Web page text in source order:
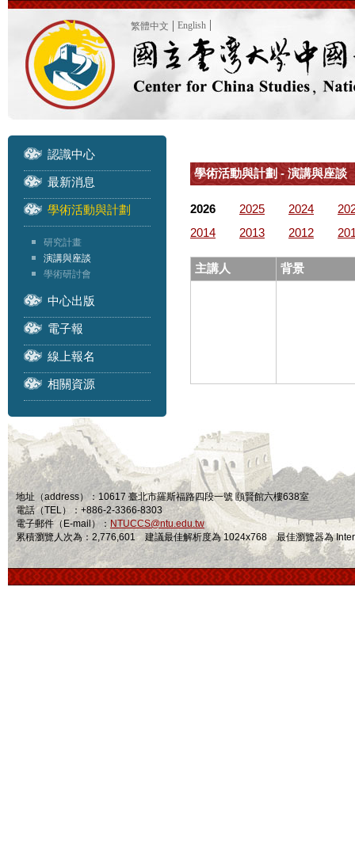
繁體中文 English
認識中心
最新消息
學術活動與計劃
研究計畫
演講與座談
學術研討會
中心出版
電子報
線上報名
相關資源
學術活動與計劃 - 演講與座談
2026 2025 2024
2014
2013 2012
主講人 背景
地址（address）：10617 臺北市羅斯福路四段一號 頤賢館六樓638室
電話（TEL）：+886-2-3366-8303
電子郵件（E-mail）： NTUCCS@ntu.edu.tw
累積瀏覽人次為：2,776,601 建議最佳解析度為 1024x768 最佳瀏覽器為